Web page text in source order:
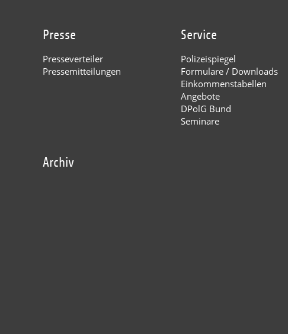
Presse
Presseverteiler
Pressemitteilungen
Service
Polizeispiegel
Formulare / Downloads
Einkommenstabellen
Angebote
DPolG Bund
Seminare
Archiv